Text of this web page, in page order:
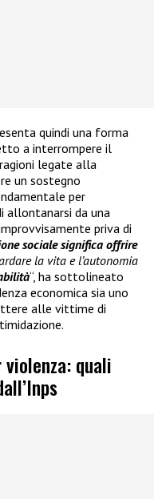
quindi una forma
a interrompere il
legate alla
un sostegno
per
allontanarsi da una
priva di
sociale significa offrire
la vita e l’autonomia
“, ha sottolineato
economica sia uno
alle vittime di
quali